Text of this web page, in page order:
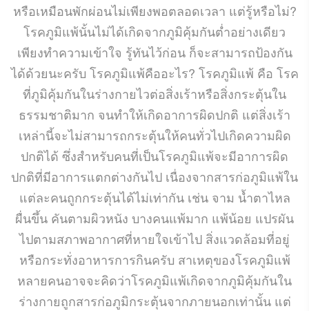
หรือเหมือนพักผ่อนไม่เพียงพอตลอดเวลา แต่รู้หรือไม่?
โรคภูมิแพ้นั้นไม่ได้เกิดจากภูมิคุ้มกันต่ำอย่างเดียว
เพียงทำความเข้าใจ รู้ทันไว้ก่อน ก็จะสามารถป้องกัน
ได้ด้วยนะครับ โรคภูมิแพ้คืออะไร? โรคภูมิแพ้ คือ โรค
ที่ภูมิคุ้มกันในร่างกายไวต่อสิ่งเร้าหรือสิ่งกระตุ้นใน
ธรรมชาติมาก จนทำให้เกิดอาการผิดปกติ แต่สิ่งเร้า
เหล่านี้จะไม่สามารถกระตุ้นให้คนทั่วไปเกิดความผิด
ปกติได้ ซึ่งสำหรับคนที่เป็นโรคภูมิแพ้จะมีอาการผิด
ปกติที่มีอาการแตกต่างกันไป เนื่องจากสารก่อภูมิแพ้ใน
แต่ละคนถูกกระตุ้นได้ไม่เท่ากัน เช่น จาม น้ำตาไหล
ผื่นขึ้น คันตามผิวหนัง บางคนแพ้มาก แพ้น้อย แปรผัน
ไปตามสภาพอากาศที่หายใจเข้าไป สิ่งแวดล้อมที่อยู่
หรือกระทั่งอาหารการกินครับ สาเหตุของโรคภูมิแพ้
หลายคนอาจจะคิดว่าโรคภูมิแพ้เกิดจากภูมิคุ้มกันใน
ร่างกายถูกสารก่อภูมิกระตุ้นจากภายนอกเท่านั้น แต่